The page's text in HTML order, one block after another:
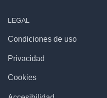
LEGAL
Condiciones de uso
Privacidad
Cookies